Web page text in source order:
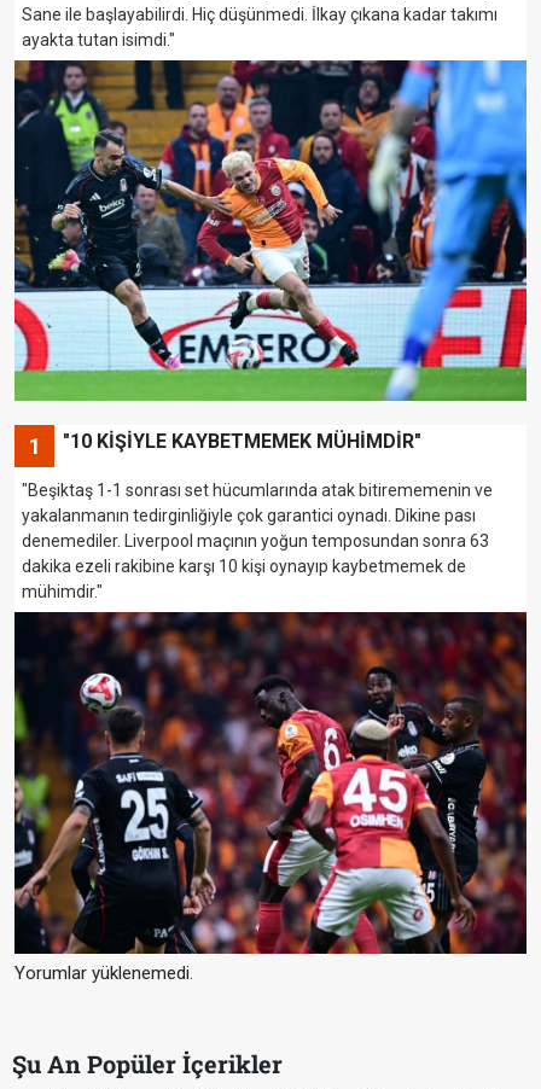
Sane ile başlayabilirdi. Hiç düşünmedi. İlkay çıkana kadar takımı
ayakta tutan isimdi."
1 "10 KİŞİYLE KAYBETMEMEK MÜHİMDİR"
"Beşiktaş 1-1 sonrası set hücumlarında atak bitirememenin ve
yakalanmanın tedirginliğiyle çok garantici oynadı. Dikine pası
denemediler. Liverpool maçının yoğun temposundan sonra 63
dakika ezeli rakibine karşı 10 kişi oynayıp kaybetmemek de
mühimdir."
Yorumlar yüklenemedi.
Şu An Popüler İçerikler